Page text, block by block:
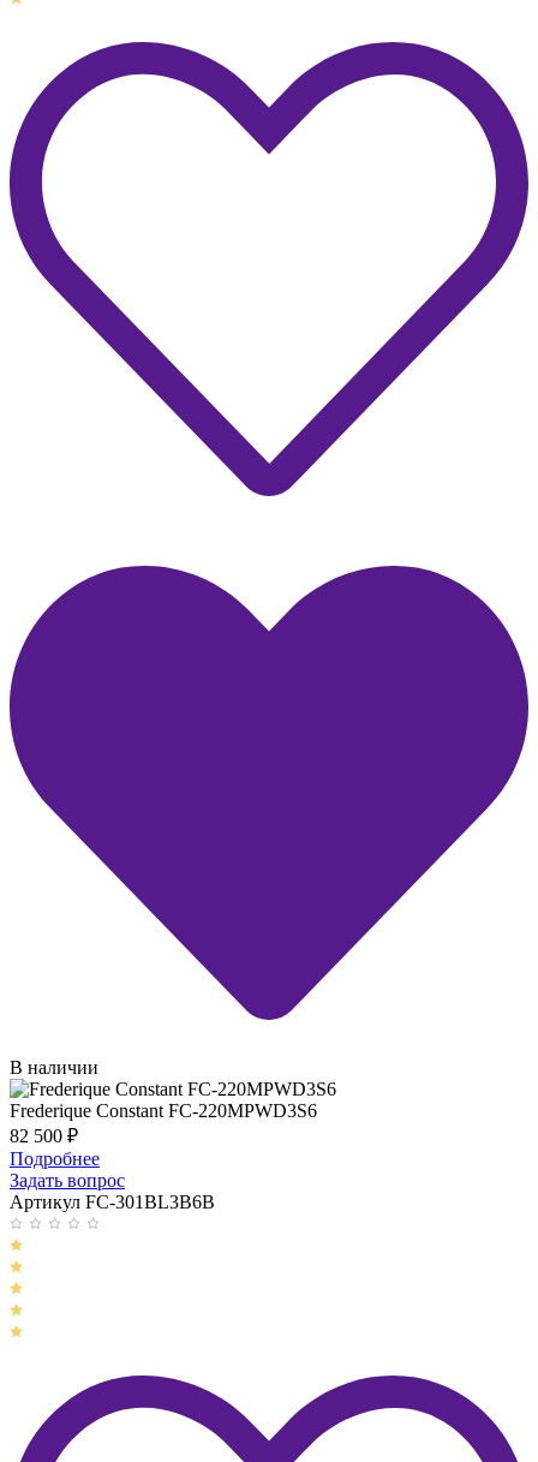
В наличии
Frederique Constant FC-220MPWD3S6
82 500 ₽
Подробнее
Задать вопрос
Артикул FC-301BL3B6B